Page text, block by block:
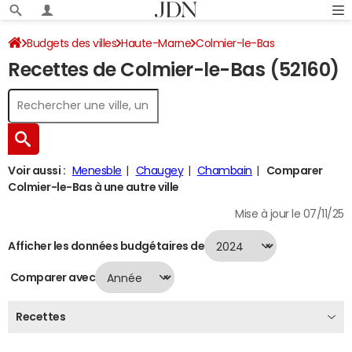
Budgets des villes Haute-Marne Colmier-le-Bas
Recettes 2024
Recettes de Colmier-le-Bas (52160)
Voir aussi : Menesble Chaugey Chambain
Comparer
Colmier-le-Bas à une autre ville
Mise à jour le 07/11/25
Afficher les données budgétaires de
Comparer avec
Recettes